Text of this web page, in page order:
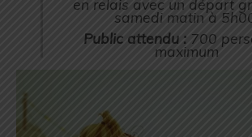
en relais avec un départ
samedi matin à
Public attendu : 700
maximum